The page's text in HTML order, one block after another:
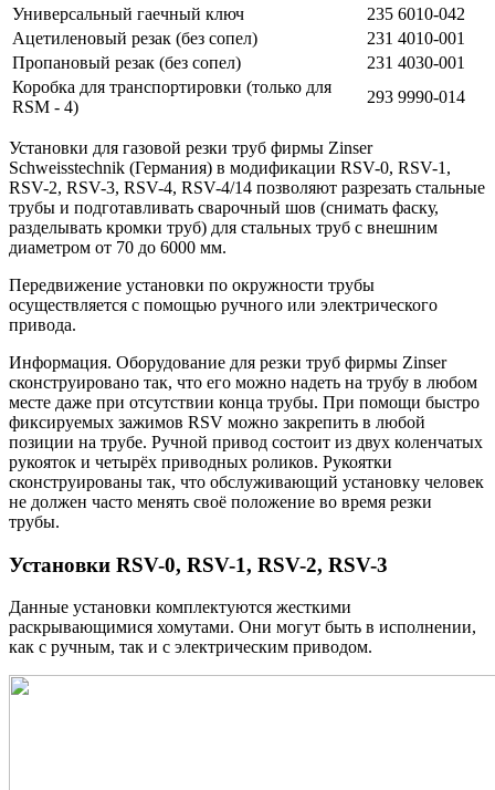
Универсальный гаечный ключ
235 6010-042
Ацетиленовый резак (без сопел)
231 4010-001
Пропановый резак (без сопел)
231 4030-001
Коробка для транспортировки (только для
RSM - 4)
293 9990-014
Установки для газовой резки труб фирмы Zinser
Schweisstechnik (Германия) в модификации RSV-0, RSV-1,
RSV-2, RSV-3, RSV-4, RSV-4/14 позволяют разрезать стальные
трубы и подготавливать сварочный шов (снимать фаску,
разделывать кромки труб) для стальных труб с внешним
диаметром от 70 до 6000 мм.
Передвижение установки по окружности трубы
осуществляется с помощью ручного или электрического
привода.
Информация. Оборудование для резки труб фирмы Zinser
сконструировано так, что его можно надеть на трубу в любом
месте даже при отсутствии конца трубы. При помощи быстро
фиксируемых зажимов RSV можно закрепить в любой
позиции на трубе. Ручной привод состоит из двух коленчатых
рукояток и четырёх приводных роликов. Рукоятки
сконструированы так, что обслуживающий установку человек
не должен часто менять своё положение во время резки
трубы.
Установки RSV-0, RSV-1, RSV-2, RSV-3
Данные установки комплектуются жесткими
раскрывающимися хомутами. Они могут быть в исполнении,
как с ручным, так и с электрическим приводом.